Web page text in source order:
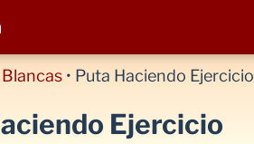
Blancas • Puta Haciendo Ejercicio
Ejercicio